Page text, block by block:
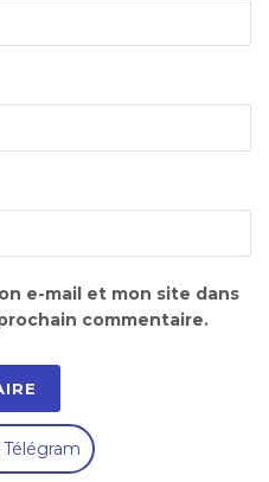
e-mail et mon site dans
commentaire.